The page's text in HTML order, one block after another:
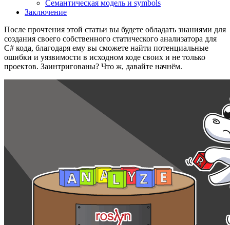
Семантическая модель и symbols
Заключение
После прочтения этой статьи вы будете обладать знаниями для
создания своего собственного статического анализатора для
C# кода, благодаря ему вы сможете найти потенциальные
ошибки и уязвимости в исходном коде своих и не только
проектов. Заинтригованы? Что ж, давайте начнём.